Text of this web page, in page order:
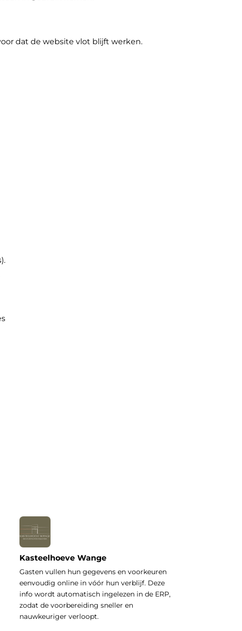
dat de website vlot blijft werken.
Kasteelhoeve Wange
Gasten vullen hun gegevens en voorkeuren
eenvoudig online in vóór hun verblijf. Deze
info wordt automatisch ingelezen in de ERP,
zodat de voorbereiding sneller en
nauwkeuriger verloopt.